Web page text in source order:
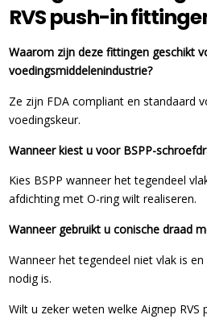
RVS push-in
Waarom zijn deze fittingen geschikt
voedingsmiddelenindustrie?
Ze zijn FDA compliant en standaard
voedingskeur.
Wanneer kiest u voor BSPP-
Kies BSPP wanneer het tegendeel
afdichting met O-ring wilt realiseren.
Wanneer gebruikt u conische draad
Wanneer het tegendeel niet vlak is
nodig is.
Wilt u zeker weten welke Aignep